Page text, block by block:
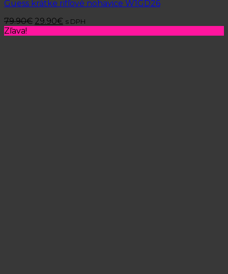
Guess krátke rifľové nohavice W1GD26
79.90€ 29.90€ s DPH
Zľava!